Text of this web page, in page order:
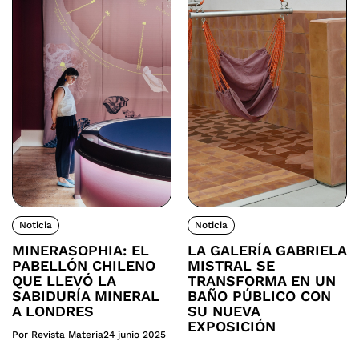
Noticia
MINERASOPHIA: EL
PABELLÓN CHILENO
QUE LLEVÓ LA
SABIDURÍA MINERAL
A LONDRES
Por Revista Materia24 junio 2025
Noticia
LA GALERÍA GABRIELA
MISTRAL SE
TRANSFORMA EN UN
BAÑO PÚBLICO CON
SU NUEVA
EXPOSICIÓN